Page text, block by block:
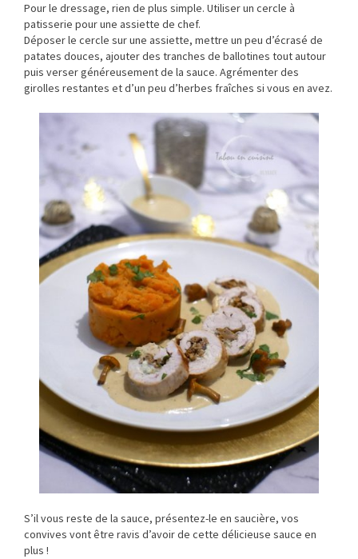
Pour le dressage, rien de plus simple. Utiliser un cercle à
patisserie pour une assiette de chef.
Déposer le cercle sur une assiette, mettre un peu d’écrasé de
patates douces, ajouter des tranches de ballotines tout autour
puis verser généreusement de la sauce. Agrémenter des
girolles restantes et d’un peu d’herbes fraîches si vous en avez.
S’il vous reste de la sauce, présentez-le en saucière, vos
convives vont être ravis d’avoir de cette délicieuse sauce en
plus !